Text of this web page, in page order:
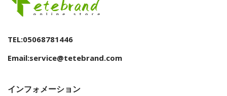
TEL:05068781446
Email:service@tetebrand.com
インフォメーション